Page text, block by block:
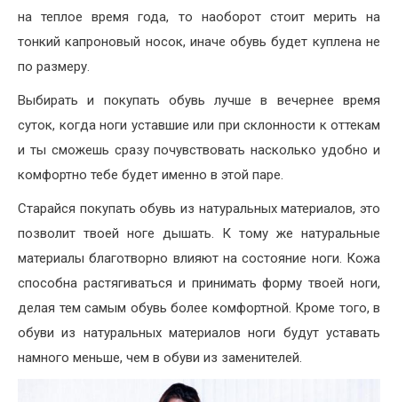
на теплое время года, то наоборот стоит мерить на
тонкий капроновый носок, иначе обувь будет куплена не
по размеру.
Выбирать и покупать обувь лучше в вечернее время
суток, когда ноги уставшие или при склонности к оттекам
и ты сможешь сразу почувствовать насколько удобно и
комфортно тебе будет именно в этой паре.
Старайся покупать обувь из натуральных материалов, это
позволит твоей ноге дышать. К тому же натуральные
материалы благотворно влияют на состояние ноги. Кожа
способна растягиваться и принимать форму твоей ноги,
делая тем самым обувь более комфортной. Кроме того, в
обуви из натуральных материалов ноги будут уставать
намного меньше, чем в обуви из заменителей.